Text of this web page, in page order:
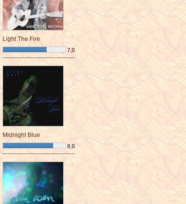
Light The Fire
7,0
¯¯¯¯¯¯¯¯¯¯¯¯¯¯¯¯¯¯¯¯¯¯¯¯
Midnight Blue
8,0
¯¯¯¯¯¯¯¯¯¯¯¯¯¯¯¯¯¯¯¯¯¯¯¯